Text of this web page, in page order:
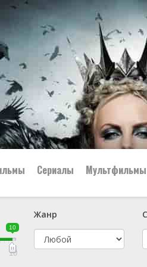
👨‍✈️ Военный
Сериалы Мультфильмы
10
10
Жанр